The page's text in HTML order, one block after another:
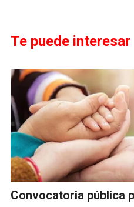
Te puede interesar
Convocatoria pública